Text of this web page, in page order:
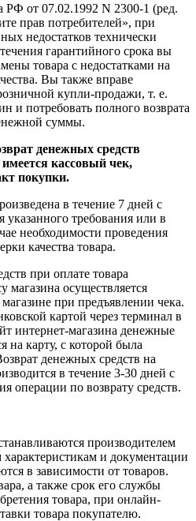
РФ от 07.02.1992 N 2300-1 (ред.
прав потребителей», при
недостатков технически
гарантийного срока вы
товара с недостатками на
Вы также вправе
купли-продажи, т. е.
и потребовать полного возврата
суммы.
денежных средств
кассовый чек,
покупки.
в течение 7 дней с
указанного требования или в
необходимости проведения
качества товара.
при оплате товара
магазина осуществляется
при предъявлении чека.
картой через терминал в
интернет-магазина денежные
на карту, с которой была
денежных средств на
в течение 3-30 дней с
операции по возврату средств.
производителем
характеристикам и документации
в зависимости от товаров.
а также срок его службы
товара, при онлайн-
товара покупателю.